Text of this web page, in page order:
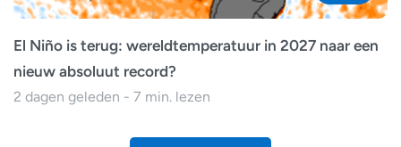
El Niño is terug: wereldtemperatuur in 2027 naar een
nieuw absoluut record?
2 dagen geleden - 7 min. lezen